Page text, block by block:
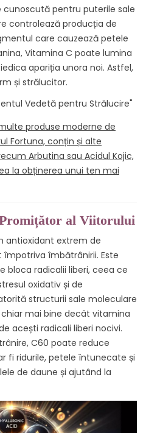
cunoscută pentru puterile sale
controlează producția de
care cauzează petele
Vitamina C poate lumina
apariția unora noi. Astfel,
și strălucitor.
Vedetă pentru Strălucire"
produse moderne de
Fortuna, conțin și alte
Arbutina sau Acidul Kojic,
la obținerea unui ten mai
al Viitorului
antioxidant extrem de
îmbătrânirii. Este
radicalii liberi, ceea ce
oxidativ și de
structurii sale moleculare
mai bine decât vitamina
acești radicali liberi nocivi.
C60 poate reduce
fi ridurile, petele întunecate și
de daune și ajutând la